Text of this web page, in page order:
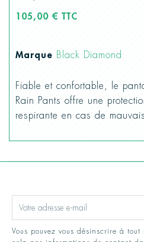
105,00 € TTC
Marque Black Diamond
Fiable et confortable, le
Rain Pants offre une
respirante en cas de
Vous pouvez vous désinscrire à tout